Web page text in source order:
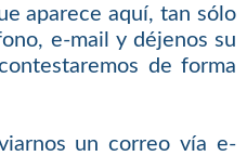
aparece aquí, tan sólo
e-mail y déjenos su
de forma
un correo vía e-